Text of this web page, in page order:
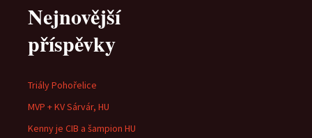
Nejnovější
příspěvky
Triály Pohořelice
MVP + KV Sárvár, HU
Kenny je CIB a šampion HU